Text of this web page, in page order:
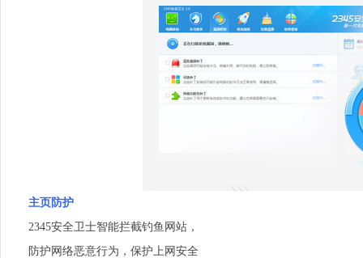
主页防护
2345安全卫士智能拦截钓鱼网站，
防护网络恶意行为，保护上网安全